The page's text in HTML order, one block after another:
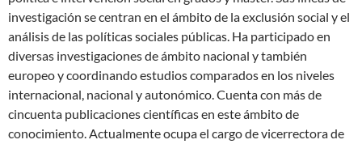
investigación se centran en el ámbito de la exclusión social y el
análisis de las políticas sociales públicas. Ha participado en
diversas investigaciones de ámbito nacional y también
europeo y coordinando estudios comparados en los niveles
internacional, nacional y autonómico. Cuenta con más de
cincuenta publicaciones científicas en este ámbito de
conocimiento. Actualmente ocupa el cargo de vicerrectora de